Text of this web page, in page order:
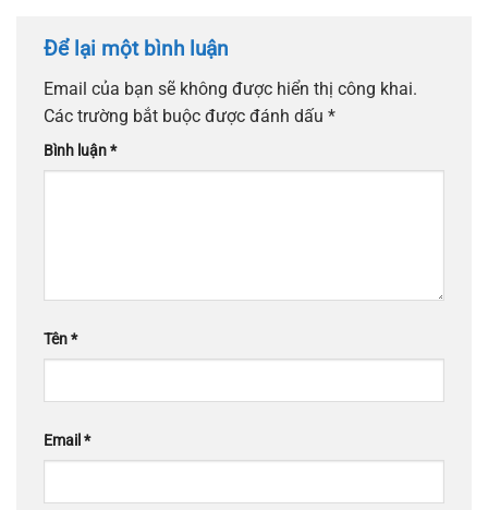
Để lại một bình luận
Email của bạn sẽ không được hiển thị công khai.
Các trường bắt buộc được đánh dấu *
Bình luận*
Tên*
Email *